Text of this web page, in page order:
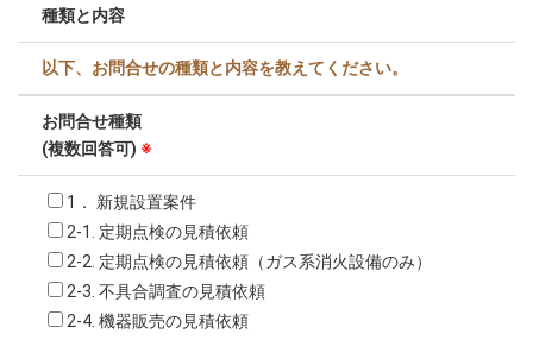
種類と内容
以下、お問合せの種類と内容を教えてください。
お問合せ種類
(複数回答可) ※
1． 新規設置案件
2-1. 定期点検の見積依頼
2-2. 定期点検の見積依頼（ガス系消火設備のみ）
2-3. 不具合調査の見積依頼
2-4. 機器販売の見積依頼